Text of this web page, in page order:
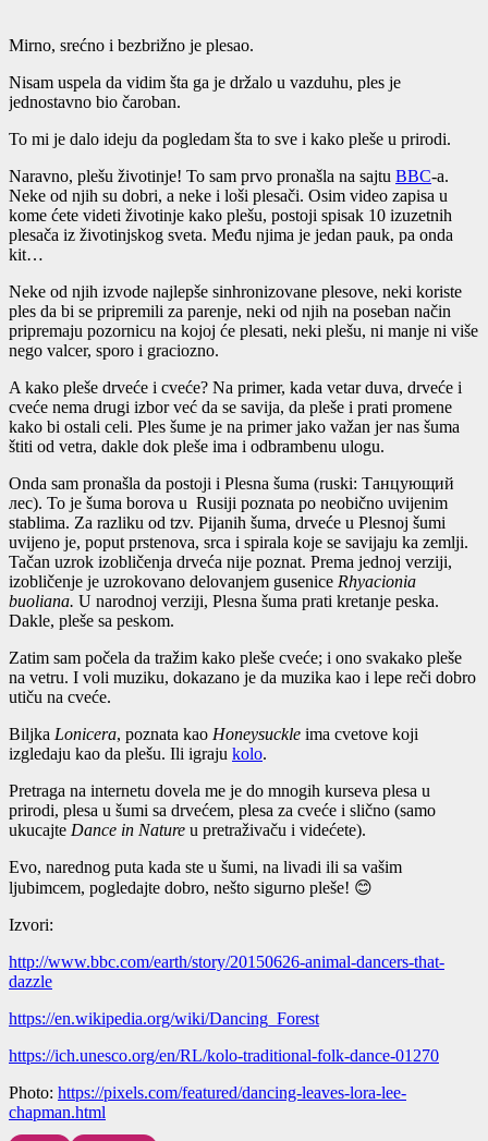
Mirno, srećno i bezbrižno je plesao.
Nisam uspela da vidim šta ga je držalo u vazduhu, ples je
jednostavno bio čaroban.
To mi je dalo ideju da pogledam šta to sve i kako pleše u prirodi.
Naravno, plešu životinje! To sam prvo pronašla na sajtu BBC-a.
Neke od njih su dobri, a neke i loši plesači. Osim video zapisa u
kome ćete videti životinje kako plešu, postoji spisak 10 izuzetnih
plesača iz životinjskog sveta. Među njima je jedan pauk, pa onda
kit…
Neke od njih izvode najlepše sinhronizovane plesove, neki koriste
ples da bi se pripremili za parenje, neki od njih na poseban način
pripremaju pozornicu na kojoj će plesati, neki plešu, ni manje ni više
nego valcer, sporo i graciozno.
A kako pleše drveće i cveće? Na primer, kada vetar duva, drveće i
cveće nema drugi izbor već da se savija, da pleše i prati promene
kako bi ostali celi. Ples šume je na primer jako važan jer nas šuma
štiti od vetra, dakle dok pleše ima i odbrambenu ulogu.
Onda sam pronašla da postoji i Plesna šuma (ruski: Танцующий
лес). To je šuma borova u Rusiji poznata po neobično uvijenim
stablima. Za razliku od tzv. Pijanih šuma, drveće u Plesnoj šumi
uvijeno je, poput prstenova, srca i spirala koje se savijaju ka zemlji.
Tačan uzrok izobličenja drveća nije poznat. Prema jednoj verziji,
izobličenje je uzrokovano delovanjem gusenice Rhyacionia
buoliana. U narodnoj verziji, Plesna šuma prati kretanje peska.
Dakle, pleše sa peskom.
Zatim sam počela da tražim kako pleše cveće; i ono svakako pleše
na vetru. I voli muziku, dokazano je da muzika kao i lepe reči dobro
utiču na cveće.
Biljka Lonicera, poznata kao Honeysuckle ima cvetove koji
izgledaju kao da plešu. Ili igraju kolo.
Pretraga na internetu dovela me je do mnogih kurseva plesa u
prirodi, plesa u šumi sa drvećem, plesa za cveće i slično (samo
ukucajte Dance in Nature u pretraživaču i videćete).
Evo, narednog puta kada ste u šumi, na livadi ili sa vašim
ljubimcem, pogledajte dobro, nešto sigurno pleše! 😊
Izvori:
http://www.bbc.com/earth/story/20150626-animal-dancers-that-
dazzle
https://en.wikipedia.org/wiki/Dancing_Forest
https://ich.unesco.org/en/RL/kolo-traditional-folk-dance-01270
Photo: https://pixels.com/featured/dancing-leaves-lora-lee-
chapman.html